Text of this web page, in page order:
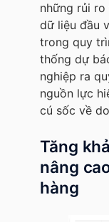
những rủi
dữ liệu đầu
trong quy
thống dự
nghiệp ra
nguồn lực
cú sốc về
Tăng
nâng
hàng